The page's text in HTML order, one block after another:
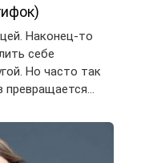
Наконец-то
себе
Но часто так
превращается…